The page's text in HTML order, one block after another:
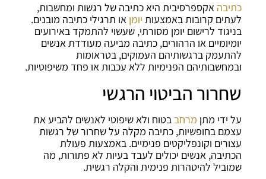
כתיבה אקספרסיבית היא כתיבה של רגשות ומחשבות,
לעתים קרובות באמצעות יומן או תרגילי כתיבה מובנים.
בניגוד לרישום יומן מסורתי, שעשוי להתמקד באירועים
יומיומיים או הרהורים, כתיבה מביעה מעודדת אנשים
להתעמק ברגשותיהם העמוקים, בטראומות
ובמחשבותיהם הפנימיות ללא עכבות או פחד משיפוטיות.
שחרור הביטוי הרגשי
על ידי מתן מרחב בטוח ולא שיפוטי לאנשים להביע את
עצמם בחופשיות, כתיבה מקלה על שחרור של רגשות
עצורים וקונפליקטים פנימיים. באמצעות פעולת
הכתיבה, אנשים יכולים לעבד בעיות לא פתורות, מה
שמוביל להיטהרות פנימית והקלה רגשית.